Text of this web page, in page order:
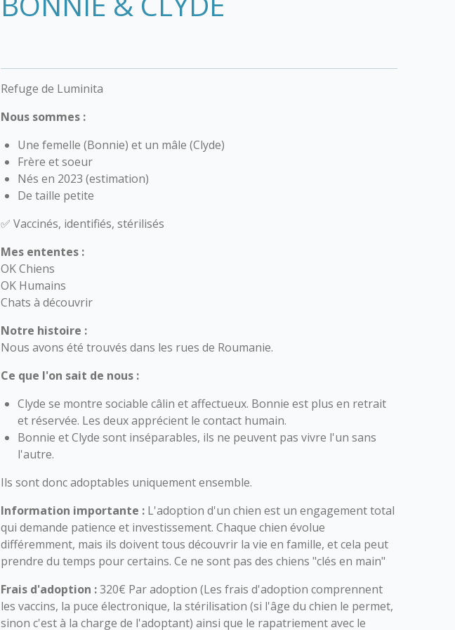
Refuge de Luminita
Nous sommes :
Une femelle (Bonnie) et un mâle (Clyde)
Frère et soeur
Nés en 2023 (estimation)
De taille petite
✅ Vaccinés, identifiés, stérilisés
Mes ententes :
OK Chiens
OK Humains
Chats à découvrir
Notre histoire :
Nous avons été trouvés dans les rues de Roumanie.
Ce que l'on sait de nous :
Clyde se montre sociable câlin et affectueux. Bonnie est plus en retrait
et réservée. Les deux apprécient le contact humain.
Bonnie et Clyde sont inséparables, ils ne peuvent pas vivre l'un sans
l'autre.
Ils sont donc adoptables uniquement ensemble.
Information importante : L'adoption d'un chien est un engagement total
qui demande patience et investissement. Chaque chien évolue
différemment, mais ils doivent tous découvrir la vie en famille, et cela peut
prendre du temps pour certains. Ce ne sont pas des chiens "clés en main"
Frais d'adoption :320€ Par adoption (Les frais d'adoption comprennent
les vaccins, la puce électronique, la stérilisation (si l'âge du chien le permet,
sinon c'est à la charge de l'adoptant) ainsi que le rapatriement avec le